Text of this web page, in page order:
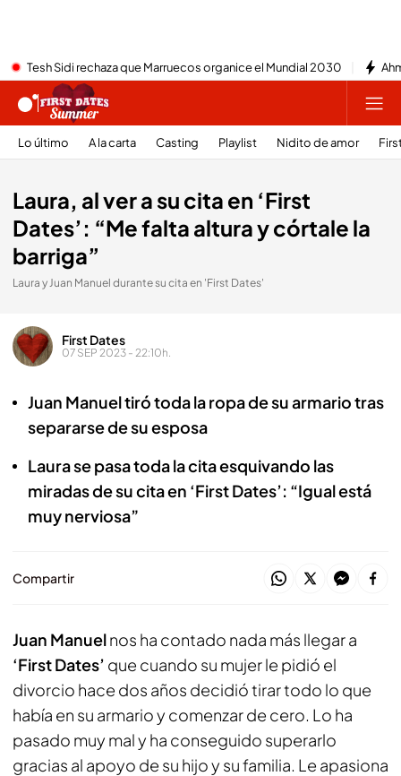
Tesh Sidi rechaza que Marruecos organice el Mundial 2030
Lo último A la carta Casting Playlist Nidito de amor
Laura, al ver a su cita en ‘First
Dates’: “Me falta altura y córtale la
barriga”
Laura y Juan Manuel durante su cita en 'First Dates'
First Dates
07 SEP 2023 - 22:10h.
Juan Manuel tiró toda la ropa de su armario tras
separarse de su esposa
Laura se pasa toda la cita esquivando las
miradas de su cita en ‘First Dates’: “Igual está
muy nerviosa”
Compartir
Juan Manuelnos ha contado nada más llegar a
‘First Dates’ que cuando su mujer le pidió el
divorcio hace dos años decidió tirar todo lo que
había en su armario y comenzar de cero. Lo ha
pasado muy mal y ha conseguido superarlo
gracias al apoyo de su hijo y su familia. Le apasiona